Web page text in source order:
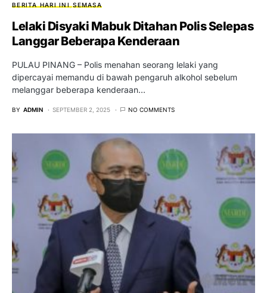
BERITA HARI INI SEMASA
Lelaki Disyaki Mabuk Ditahan Polis Selepas
Langgar Beberapa Kenderaan
PULAU PINANG – Polis menahan seorang lelaki yang
dipercayai memandu di bawah pengaruh alkohol sebelum
melanggar beberapa kenderaan…
BY ADMIN SEPTEMBER 2, 2025 NO COMMENTS